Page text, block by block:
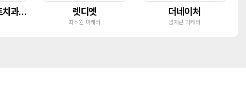
35스마트플란트치과의원 렛디엣
최조원 마케터
더네이처
임채린 마케터